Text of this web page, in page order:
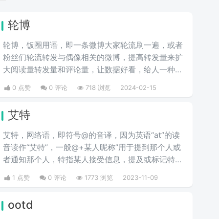
轮博
轮博，饭圈用语，即一条微博大家轮流刷一遍，或者
粉丝们轮流转发与偶像相关的微博，提高转发量来扩
大阅读量转发量和评论量，让数据好看，给人一种很
红的错觉，这是饭圈入门操作，动动小指头，用爱发
电。也可以简单理解为微博刷流量的行为。
0 点赞 0 评论 718 浏览 2024-02-15
艾特
艾特，网络语，即符号@的音译，因为英语“at”的读
音读作“艾特”，一般@+某人昵称”用于提到那个人或
者通知那个人，特指某人接受信息，提及或标记特定
用户，避免误会。这个符号读音为艾特，一般在聊天
软件中使用这个符号再加上其他人的名字，这个人就
这个功能呼叫了你。
1 点赞 0 评论 1773 浏览 2023-11-09
ootd